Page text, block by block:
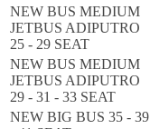
NEW BUS MEDIUM
JETBUS ADIPUTRO
25 - 29 SEAT
NEW BUS MEDIUM
JETBUS ADIPUTRO
29 - 31 - 33 SEAT
NEW BIG BUS 35 - 39